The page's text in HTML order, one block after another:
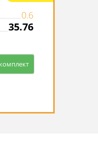
0.6
35.76